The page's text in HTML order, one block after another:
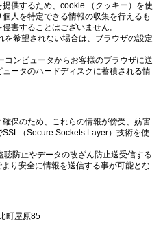
供するため、cookie （クッキー）を使
人を特定できる情報の収集を行えるも
害することはございません。
を希望されない場合は、ブラウザの設定
ンピュータからお客様のブラウザに送
ータのハードディスクに蓄積される情
保のため、これらの情報が傍受、妨害
（Secure Sockets Layer）技術を使
防止やデータの改ざん防止送受信する
り安全に情報を送信する事が可能とな
町屋原85